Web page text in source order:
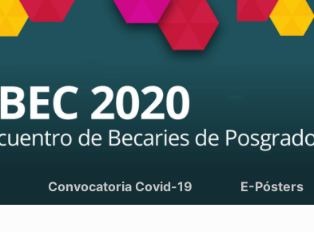
Convocatoria Covid-19 E-Pósters